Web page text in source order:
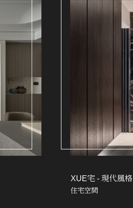
XUE宅 - 現代風格
住宅空間